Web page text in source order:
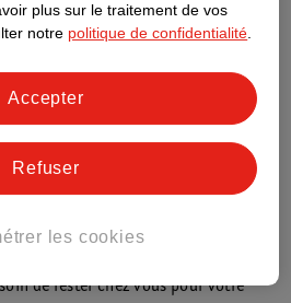
l’impact
!
de rester chez vous pour votre
plus sur le traitement de vos
notre politique de confidentialité.
les cookies
Refuser
Accepter